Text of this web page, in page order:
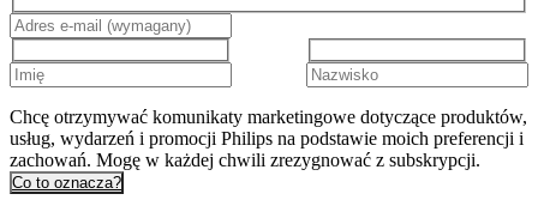
Chcę otrzymywać komunikaty marketingowe dotyczące produktów,
usług, wydarzeń i promocji Philips na podstawie moich preferencji i
zachowań. Mogę w każdej chwili zrezygnować z subskrypcji.
Co to oznacza?